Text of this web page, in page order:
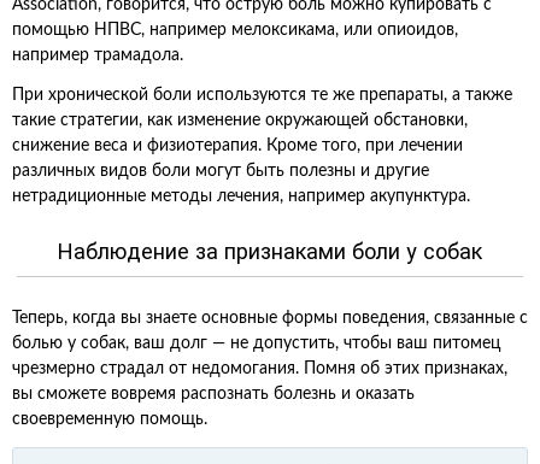
Association, говорится, что острую боль можно купировать с
помощью НПВС, например мелоксикама, или опиоидов,
например трамадола.
При хронической боли используются те же препараты, а также
такие стратегии, как изменение окружающей обстановки,
снижение веса и физиотерапия. Кроме того, при лечении
различных видов боли могут быть полезны и другие
нетрадиционные методы лечения, например акупунктура.
Наблюдение за признаками боли у собак
Теперь, когда вы знаете основные формы поведения, связанные с
болью у собак, ваш долг — не допустить, чтобы ваш питомец
чрезмерно страдал от недомогания. Помня об этих признаках,
вы сможете вовремя распознать болезнь и оказать
своевременную помощь.